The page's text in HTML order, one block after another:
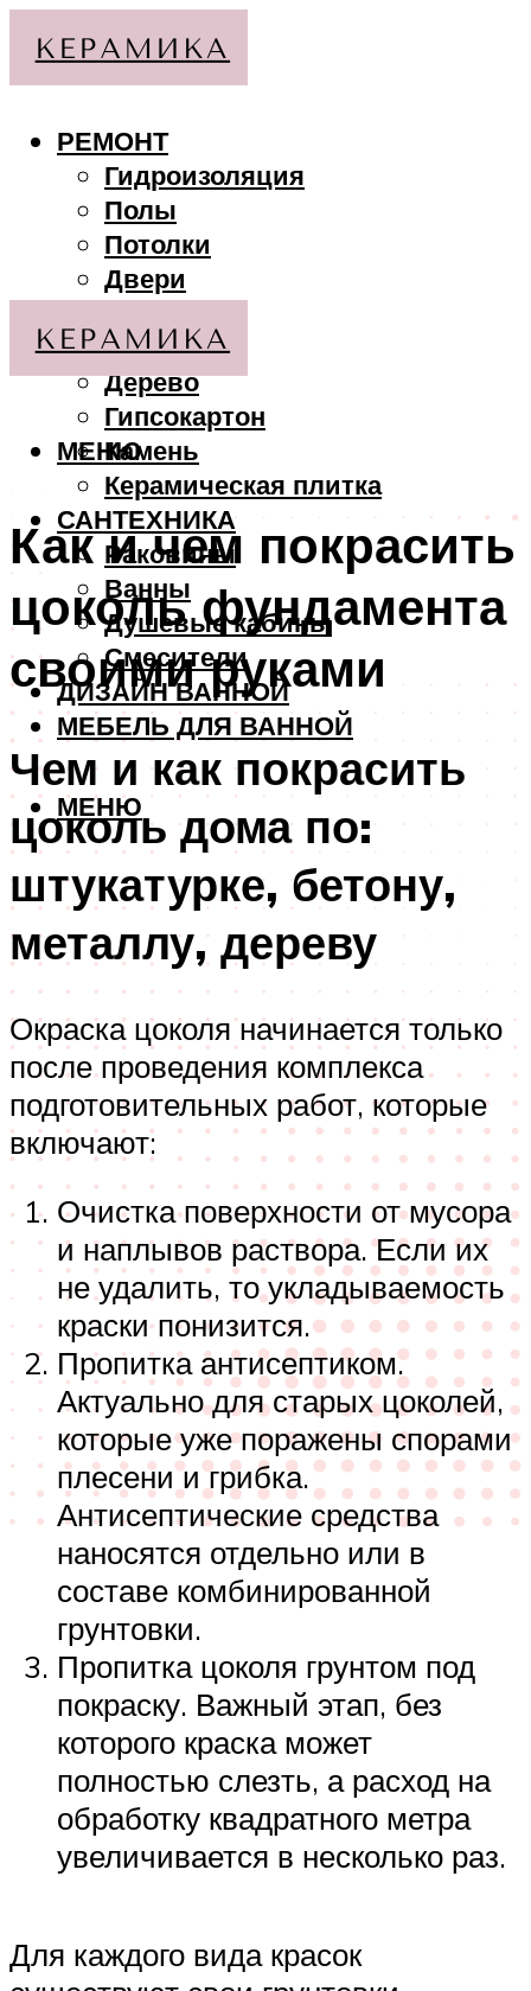
РЕМОНТ
Гидроизоляция
Полы
Потолки
Двери
МАТЕРИАЛЫ
Дерево
Гипсокартон
Камень
Керамическая плитка
САНТЕХНИКА
Раковины
Ванны
Душевые кабины
Смесители
ДИЗАЙН ВАННОЙ
МЕБЕЛЬ ДЛЯ ВАННОЙ
МЕНЮ
МЕНЮ
Как и чем покрасить
цоколь фундамента
своими руками
Чем и как покрасить
цоколь дома по:
штукатурке, бетону,
металлу, дереву
Окраска цоколя начинается только
после проведения комплекса
подготовительных работ, которые
включают:
Очистка поверхности от мусора
и наплывов раствора. Если их
не удалить, то укладываемость
краски понизится.
Пропитка антисептиком.
Актуально для старых цоколей,
которые уже поражены спорами
плесени и грибка.
Антисептические средства
наносятся отдельно или в
составе комбинированной
грунтовки.
Пропитка цоколя грунтом под
покраску. Важный этап, без
которого краска может
полностью слезть, а расход на
обработку квадратного метра
увеличивается в несколько раз.
Для каждого вида красок